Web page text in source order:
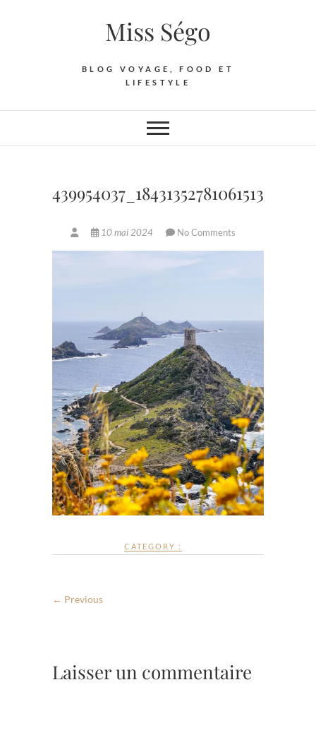
Miss Ségo
BLOG VOYAGE, FOOD ET
LIFESTYLE
10 mai 2024 No Comments
CATEGORY :
← Previous
Laisser un commentaire